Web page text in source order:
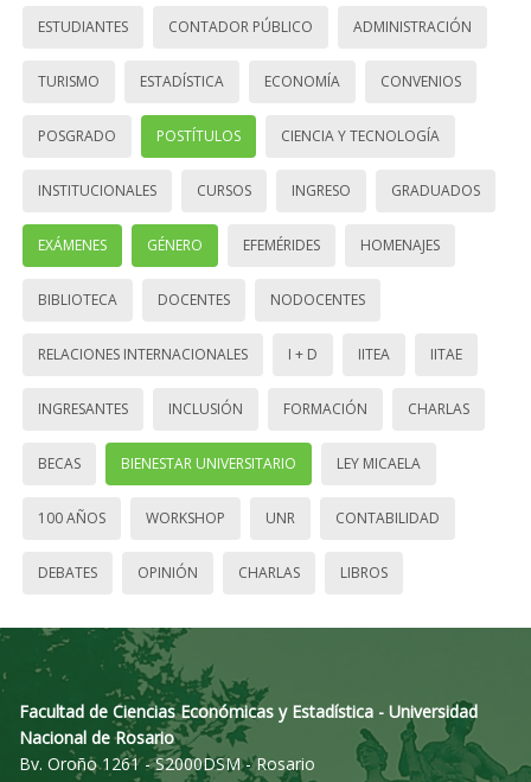
ESTUDIANTES CONTADOR PÚBLICO ADMINISTRACIÓN
TURISMO ESTADÍSTICA ECONOMÍA CONVENIOS
POSGRADO POSTÍTULOS CIENCIA Y TECNOLOGÍA
INSTITUCIONALES CURSOS INGRESO GRADUADOS
EXÁMENES GÉNERO EFEMÉRIDES HOMENAJES
BIBLIOTECA DOCENTES NODOCENTES
RELACIONES INTERNACIONALES I + D IITEA IITAE
INGRESANTES INCLUSIÓN FORMACIÓN CHARLAS
BECAS BIENESTAR UNIVERSITARIO LEY MICAELA
100 AÑOS WORKSHOP UNR CONTABILIDAD
DEBATES OPINIÓN CHARLAS LIBROS
Facultad de Ciencias Económicas y Estadística - Universidad
Nacional de Rosario
Bv. Oroño 1261 - S2000DSM - Rosario